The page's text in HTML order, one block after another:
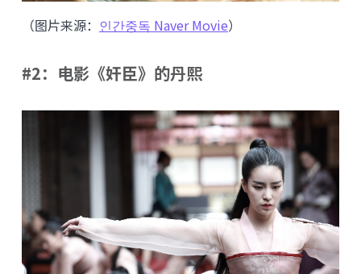
（图片来源： 인간중독 Naver Movie）
#2：电影《奸臣》的丹熙